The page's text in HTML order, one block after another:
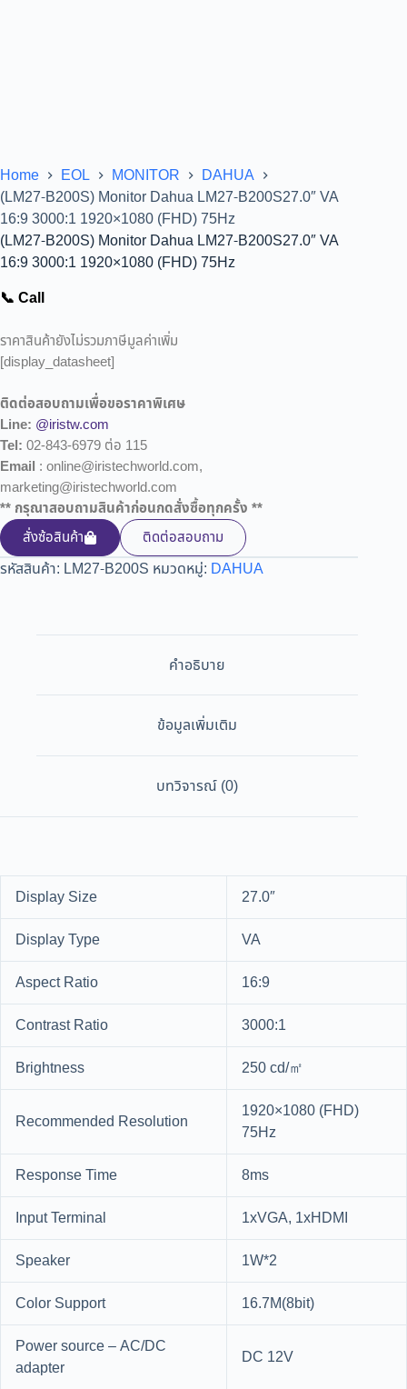
Home EOL MONITOR
DAHUA
(LM27-B200S) Monitor Dahua LM27-B200S27.0″ VA
16:9 3000:1 1920×1080 (FHD) 75Hz
(LM27-B200S) Monitor Dahua LM27-B200S27.0″ VA
16:9 3000:1 1920×1080 (FHD) 75Hz
📞 Call
ราคาสินค้ายังไม่รวมภาษีมูลค่าเพิ่ม
[display_datasheet]
ติดต่อสอบถามเพื่อขอราคาพิเศษ
Line: @iristw.com
Tel: 02-843-6979 ต่อ 115
Email : online@iristechworld.com,
marketing@iristechworld.com
** กรุณาสอบถามสินค้าก่อนกดสั่งซื้อทุกครั้ง **
สั่งซ้อสินค้า
ติดต่อสอบถาม
รหัสสินค้า: LM27-B200S หมวดหมู่: DAHUA
คำอธิบาย
ข้อมูลเพิ่มเติม
บทวิจารณ์ (0)
Display Size
27.0″
Display Type
VA
Aspect Ratio
16:9
Contrast Ratio
3000:1
Brightness
250 cd/㎡
Recommended Resolution
1920×1080 (FHD)
75Hz
Response Time
8ms
Input Terminal
1xVGA, 1xHDMI
Speaker
1W*2
Color Support
16.7M(8bit)
Power source – AC/DC
adapter
DC 12V